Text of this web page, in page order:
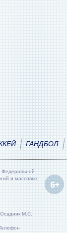
ГАНДБОЛ
Федеральной
и массовых
Осадник М.С.